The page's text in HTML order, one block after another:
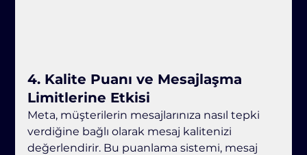
4. Kalite Puanı ve Mesajlaşma
Limitlerine Etkisi
Meta, müşterilerin mesajlarınıza nasıl tepki
verdiğine bağlı olarak mesaj kalitenizi
değerlendirir. Bu puanlama sistemi, mesaj